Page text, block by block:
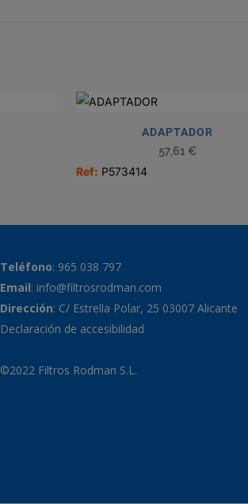
ADAPTADOR
57,61 €
Ref: P573414
Teléfono: 965 038 797
Email: info@filtrosrodman.com
Dirección: C/ Estrella Polar, 25 03007 Alicante
Declaración de accesibilidad
©2022 Filtros Rodman S.L.